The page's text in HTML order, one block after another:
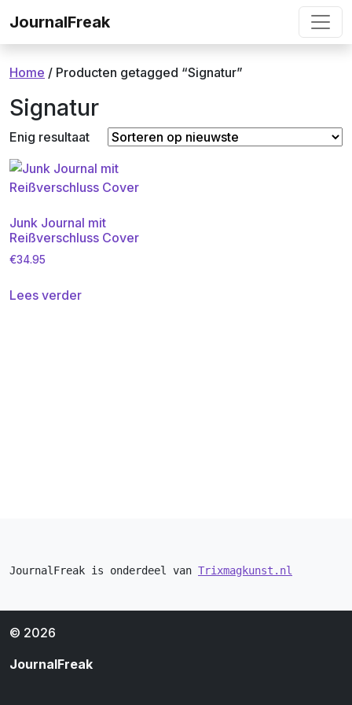
JournalFreak
Home / Producten getagged “Signatur”
Signatur
Enig resultaat
Junk Journal mit
Reißverschluss Cover
€34.95
Lees verder
JournalFreak is onderdeel van Trixmagkunst.nl
© 2026
JournalFreak